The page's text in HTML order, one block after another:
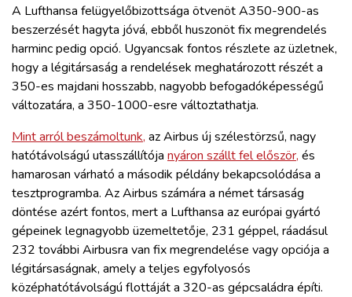
BLOG
ARCHÍVUM
WEBSHOP
BELÉPÉS
REGISZTRÁCIÓ
A Lufthansa felügyelőbizottsága ötvenöt A350-900-as
beszerzését hagyta jóvá, ebből huszonöt fix megrendelés
harminc pedig opció. Ugyancsak fontos részlete az üzletnek,
hogy a légitársaság a rendelések meghatározott részét a
350-es majdani hosszabb, nagyobb befogadóképességű
változatára, a 350-1000-esre változtathatja.
Mint arról beszámoltunk, az Airbus új szélestörzsű, nagy
hatótávolságú utasszállítója nyáron szállt fel először, és
hamarosan várható a második példány bekapcsolódása a
tesztprogramba. Az Airbus számára a német társaság
döntése azért fontos, mert a Lufthansa az európai gyártó
gépeinek legnagyobb üzemeltetője, 231 géppel, ráadásul
232 további Airbusra van fix megrendelése vagy opciója a
légitársaságnak, amely a teljes egyfolyosós
középhatótávolságú flottáját a 320-as gépcsaládra építi.